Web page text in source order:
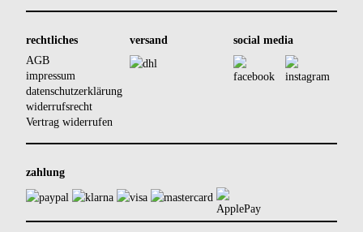
rechtliches
AGB
impressum
datenschutzerklärung
widerrufsrecht
Vertrag widerrufen
versand social media
zahlung